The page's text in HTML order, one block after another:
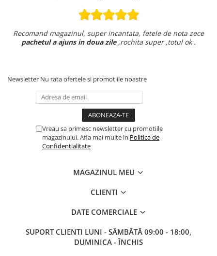
Recomand magazinul, super incantata, fetele de nota zece
pachetul a ajuns in doua zile,rochita super ,totul ok .
Newsletter Nu rata ofertele si promotiile noastre
Vreau sa primesc newsletter cu promotiile
magazinului. Afla mai multe in Politica de
Confidentialitate
MAGAZINUL MEU
CLIENTI
DATE COMERCIALE
SUPORT CLIENTI LUNI - SÂMBĂTĂ 09:00 - 18:00,
DUMINICA - ÎNCHIS